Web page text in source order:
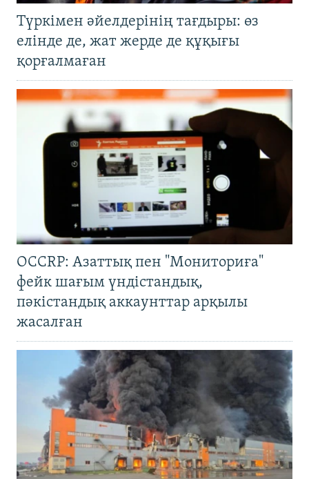
Түркімен әйелдерінің тағдыры: өз
елінде де, жат жерде де құқығы
қорғалмаған
OCCRP: Азаттық пен "Мониториға"
фейк шағым үндістандық,
пәкістандық аккаунттар арқылы
жасалған